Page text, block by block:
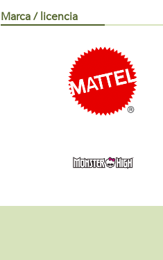
Marca / licencia